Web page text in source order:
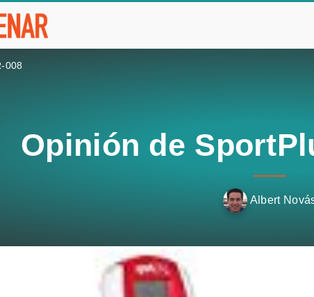
008
Opinión de
Albert